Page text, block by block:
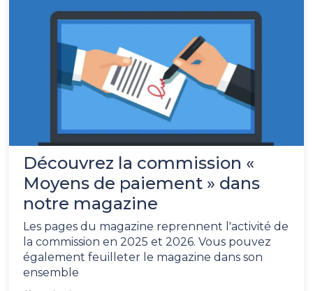
Découvrez la commission «
Moyens de paiement » dans
notre magazine
Les pages du magazine reprennent l'activité de
la commission en 2025 et 2026. Vous pouvez
également feuilleter le magazine dans son
ensemble